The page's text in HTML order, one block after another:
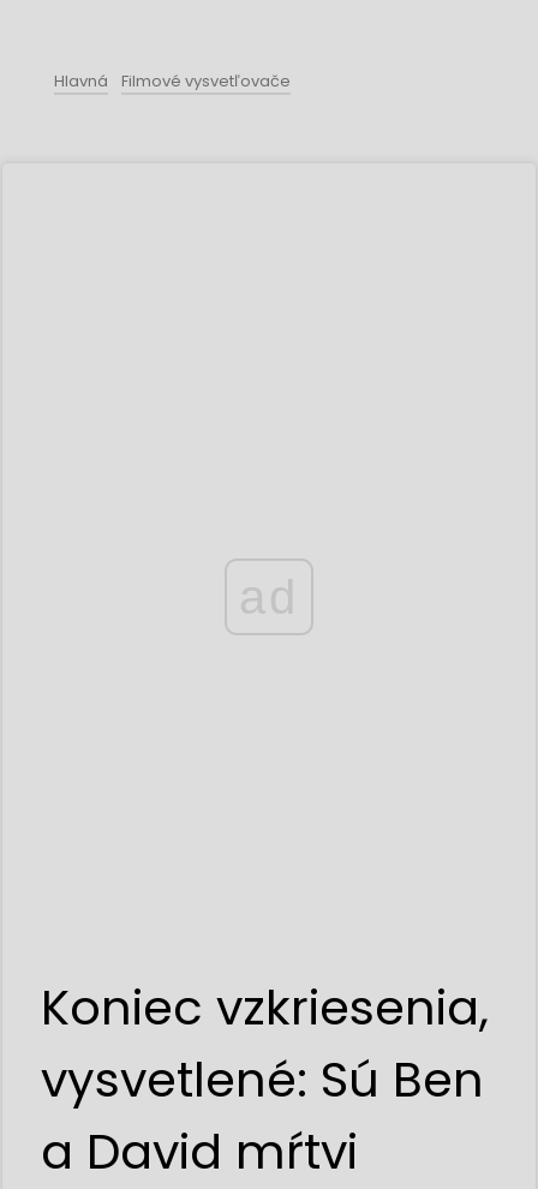
Hlavná Filmové vysvetľovače
ad
Koniec vzkriesenia,
vysvetlené: Sú Ben
a David mŕtvi